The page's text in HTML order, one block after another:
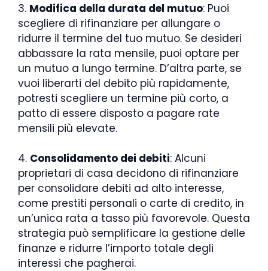
3. Modifica della durata del mutuo: Puoi
scegliere di rifinanziare per allungare o
ridurre il termine del tuo mutuo. Se desideri
abbassare la rata mensile, puoi optare per
un mutuo a lungo termine. D’altra parte, se
vuoi liberarti del debito più rapidamente,
potresti scegliere un termine più corto, a
patto di essere disposto a pagare rate
mensili più elevate.
4. Consolidamento dei debiti: Alcuni
proprietari di casa decidono di rifinanziare
per consolidare debiti ad alto interesse,
come prestiti personali o carte di credito, in
un’unica rata a tasso più favorevole. Questa
strategia può semplificare la gestione delle
finanze e ridurre l’importo totale degli
interessi che pagherai.